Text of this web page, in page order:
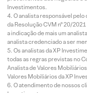
Investimentos.
O analista responsável
da Resolução CVM nº 20/
a indicação de mais um
analista credenciado a ser
Os analistas da XP
todas as regras previstas no
Analista de Valores
Valores Mobiliários da XP
O atendimento de nossos